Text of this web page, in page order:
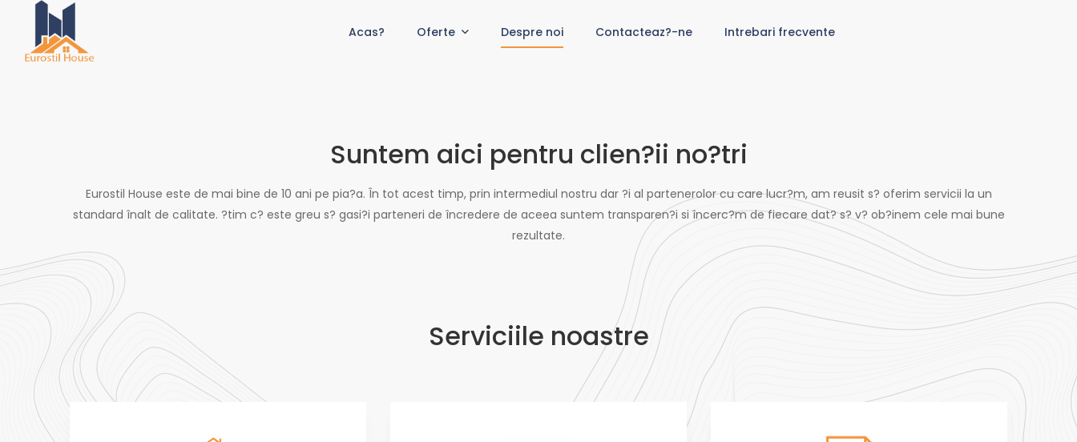
Acas? Oferte Despre noi Contacteaz?-ne Intrebari frecvente
Suntem aici pentru clien?ii no?tri
Eurostil House este de mai bine de 10 ani pe pia?a. În tot acest timp, prin intermediul nostru dar ?i al partenerolor cu care lucr?m, am reusit s? oferim servicii la un
standard înalt de calitate. ?tim c? este greu s? gasi?i parteneri de încredere de aceea suntem transparen?i si încerc?m de fiecare dat? s? v? ob?inem cele mai bune
rezultate.
Serviciile noastre